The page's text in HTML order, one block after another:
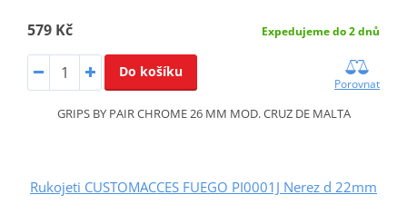
579 Kč Expedujeme do 2 dnů
Do košíku
Porovnat
GRIPS BY PAIR CHROME 26 MM MOD. CRUZ DE MALTA
Rukojeti CUSTOMACCES FUEGO PI0001J Nerez d 22mm